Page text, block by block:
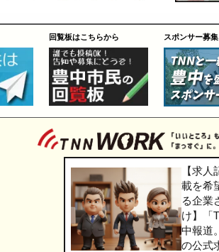
回覧板はこちらから スポンサー募集
【求人
載を希
る企業
け】「
中報道
の公式